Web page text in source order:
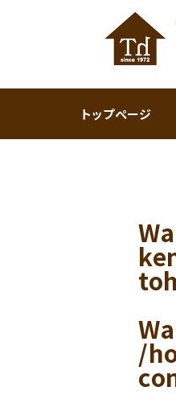
トップページ
/